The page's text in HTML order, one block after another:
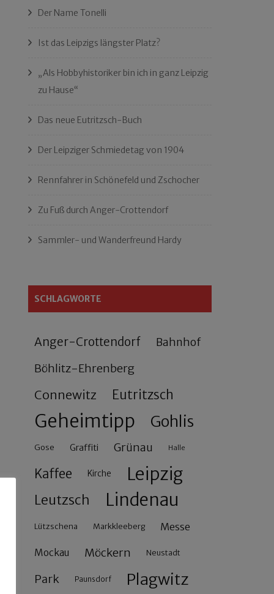
Der Name Tonelli
Ist das Leipzigs längster Platz?
„Als Hobbyhistoriker bin ich in ganz Leipzig
zu Hause“
Das neue Eutritzsch-Buch
Der Leipziger Schmiedetag von 1904
Rennfahrer in Schönefeld und Zschocher
Zu Fuß durch Anger-Crottendorf
Sammler- und Wanderfreund Hardy
SCHLAGWORTE
Anger-Crottendorf Bahnhof
Böhlitz-Ehrenberg
Connewitz Eutritzsch
Geheimtipp Gohlis
Gose Graffiti Grünau Halle
Kaffee Kirche Leipzig
Leutzsch Lindenau
Lützschena Markkleeberg Messe
Mockau Möckern Neustadt
Park Paunsdorf Plagwitz